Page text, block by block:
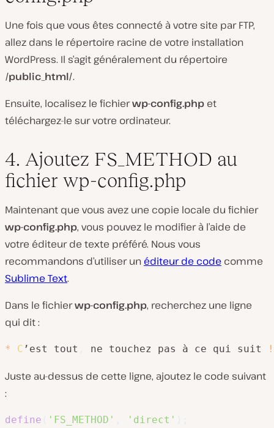
Une fois que vous êtes connecté à votre site par FTP,
allez dans le répertoire racine de votre installation
WordPress. Il s’agit généralement du répertoire
/public_html/.
Ensuite, localisez le fichierwp-config.php et
téléchargez-le sur votre ordinateur.
4. Ajoutez FS_METHOD au
fichier wp-config.php
Maintenant que vous avez une copie locale du fichier
wp-config.php, vous pouvez le modifier à l’aide de
votre éditeur de texte préféré. Nous vous
recommandons d’utiliser un éditeur de code comme
Sublime Text.
Dans le fichierwp-config.php, recherchez une ligne
qui dit :
* C ’est tout ne touchez pas à ce qui suit !
Juste au-dessus de cette ligne, ajoutez le code suivant
:
define 'FS_METHOD' 'direct'